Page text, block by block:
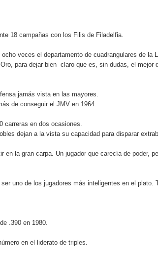
seguirá impulsando la seguridad
Retención de Vehículos de Pedro Brand
convierte en la primera empresa del sector
con Inteligencia Artificial y reduce el
Dominicano pondrán su sello a la
a RD$117 millones en proyecto Nuevas
Banco del Caribe y le otorga cinco
18 campañas con los Filis de Filadelfia.
veces el departamento de cuadrangulares de la
para dejar bien claro que es, sin dudas, el mejor
jamás vista en las mayores.
de conseguir el JMV en 1964.
carreras en dos ocasiones.
dejan a la vista su capacidad para disparar
la gran carpa. Un jugador que carecía de poder,
uno de los jugadores más inteligentes en el plato.
.390 en 1980.
en el liderato de triples.